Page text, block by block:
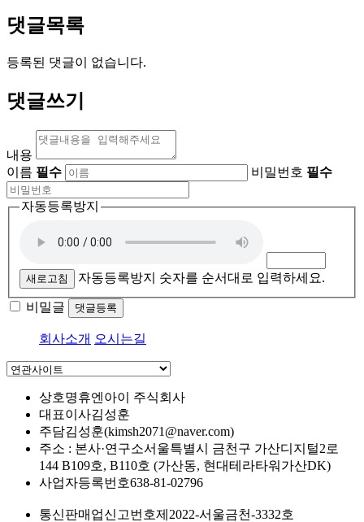
댓글목록
등록된 댓글이 없습니다.
댓글쓰기
내용
이름 필수 비밀번호 필수
자동등록방지
새로고침 자동등록방지 숫자를 순서대로 입력하세요.
비밀글 댓글등록
회사소개 오시는길
상호명휴엔아이 주식회사
대표이사김성훈
주담김성훈(kimsh2071@naver.com)
주소 : 본사·연구소서울특별시 금천구 가산디지털2로
144 B109호, B110호 (가산동, 현대테라타워가산DK)
사업자등록번호638-81-02796
통신판매업신고번호제2022-서울금천-3332호